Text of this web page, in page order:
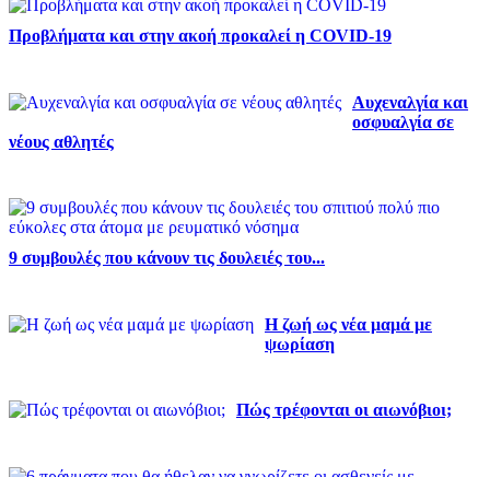
Προβλήματα και στην ακοή προκαλεί η COVID-19
Αυχεναλγία και
οσφυαλγία σε
νέους αθλητές
9 συμβουλές που κάνουν τις δουλειές του...
Η ζωή ως νέα μαμά με
ψωρίαση
Πώς τρέφονται οι αιωνόβιοι;